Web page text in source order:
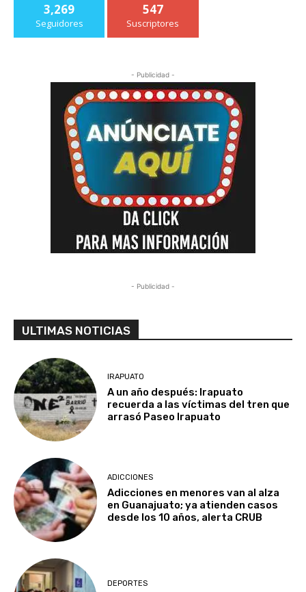
3,269
Seguidores
547
Suscriptores
- Publicidad -
- Publicidad -
ULTIMAS NOTICIAS
IRAPUATO
A un año después: Irapuato
recuerda a las víctimas del tren que
arrasó Paseo Irapuato
ADICCIONES
Adicciones en menores van al alza
en Guanajuato; ya atienden casos
desde los 10 años, alerta CRUB
DEPORTES